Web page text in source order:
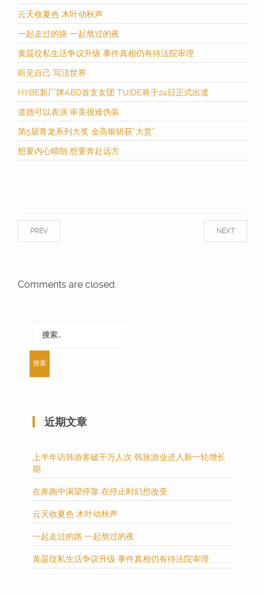
云天收夏色 木叶动秋声
一起走过的路 一起熬过的夜
黄晸玟私生活争议升级 事件真相仍有待法院审理
听见自己 写活世界
HYBE新厂牌ABD首支女团 TUIDE将于24日正式出道
道德可以表演 审美很难伪装
第5届青龙系列大奖 金高银斩获“大赏”
想要内心晴朗 想要奔赴远方
NEXT
PREV
Comments are closed.
索：
近期文章
上半年访韩游客破千万人次 韩旅游业进入新一轮增长
期
在奔跑中渴望停靠 在停止时幻想改变
云天收夏色 木叶动秋声
一起走过的路 一起熬过的夜
黄晸玟私生活争议升级 事件真相仍有待法院审理